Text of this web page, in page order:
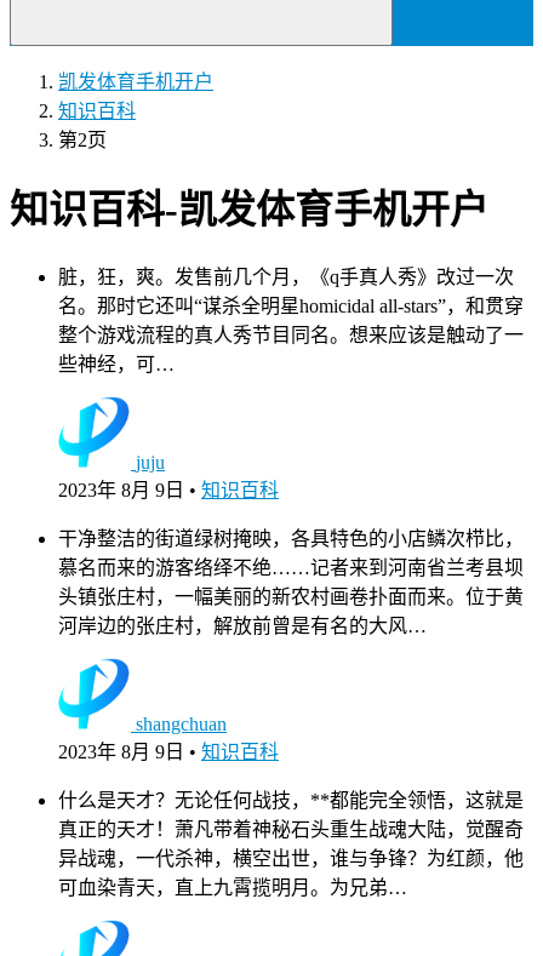
凯发体育手机开户
知识百科
第2页
知识百科-凯发体育手机开户
脏，狂，爽。发售前几个月，《q手真人秀》改过一次
名。那时它还叫“谋杀全明星homicidal all-stars”，和贯穿
整个游戏流程的真人秀节目同名。想来应该是触动了一
些神经，可…
juju
2023年 8月 9日 • 知识百科
干净整洁的街道绿树掩映，各具特色的小店鳞次栉比，
慕名而来的游客络绎不绝……记者来到河南省兰考县坝
头镇张庄村，一幅美丽的新农村画卷扑面而来。位于黄
河岸边的张庄村，解放前曾是有名的大风…
shangchuan
2023年 8月 9日 • 知识百科
什么是天才？无论任何战技，**都能完全领悟，这就是
真正的天才！萧凡带着神秘石头重生战魂大陆，觉醒奇
异战魂，一代杀神，横空出世，谁与争锋？为红颜，他
可血染青天，直上九霄揽明月。为兄弟…